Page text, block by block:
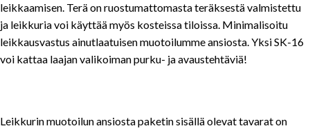
leikkaamisen. Terä on ruostumattomasta teräksestä valmistettu
ja leikkuria voi käyttää myös kosteissa tiloissa. Minimalisoitu
leikkausvastus ainutlaatuisen muotoilumme ansiosta. Yksi SK-16
voi kattaa laajan valikoiman purku- ja avaustehtäviä!
Leikkurin muotoilun ansiosta paketin sisällä olevat tavarat on